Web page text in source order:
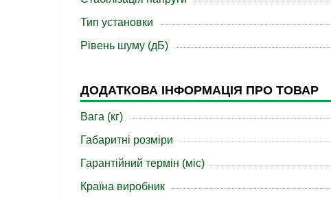
Тип установки
Рівень шуму (дБ)
ДОДАТКОВА ІНФОРМАЦІЯ ПРО ТОВАР
Вага (кг)
Габаритні розміри
Гарантійний термін (міс)
Країна виробник